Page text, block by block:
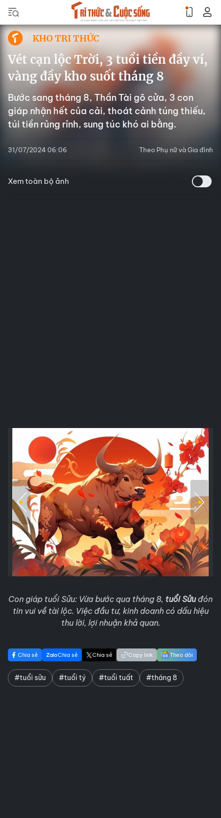
KHO TRI THỨC
Vét cạn lộc Trời, 3 tuổi tiền đầy ví,
vàng đầy kho suốt tháng 8
Bước sang tháng 8, Thần Tài gõ cửa, 3 con
giáp nhận hết của cải, thoát cảnh túng thiếu,
túi tiền rủng rỉnh, sung túc khó ai bằng.
31/07/2024 06:06 Theo Phụ nữ và Gia đình
Xem toàn bộ ảnh
Con giáp tuổi Sửu: Vừa bước qua tháng 8, tuổi Sửuđón
tin vui về tài lộc. Việc đầu tư, kinh doanh có dấu hiệu
thu lời, lợi nhuận khả quan.
Chia sẻ Chia sẻ Chia sẻ Copy link Theo dõi
#tuổi sửu #tuổi tý #tuổi tuất #tháng 8